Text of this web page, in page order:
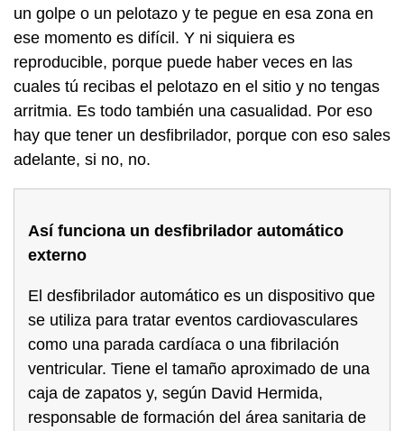
un golpe o un pelotazo y te pegue en esa zona en
ese momento es difícil. Y ni siquiera es
reproducible, porque puede haber veces en las
cuales tú recibas el pelotazo en el sitio y no tengas
arritmia. Es todo también una casualidad. Por eso
hay que tener un desfibrilador, porque con eso sales
adelante, si no, no.
Así funciona un desfibrilador automático
externo
El desfibrilador automático es un dispositivo que
se utiliza para tratar eventos cardiovasculares
como una parada cardíaca o una fibrilación
ventricular. Tiene el tamaño aproximado de una
caja de zapatos y, según David Hermida,
responsable de formación del área sanitaria de